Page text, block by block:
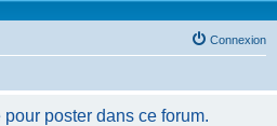
Connexion
poster dans ce forum.